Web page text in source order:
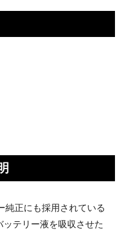
純正にも採用されている
テリー液を吸収させた